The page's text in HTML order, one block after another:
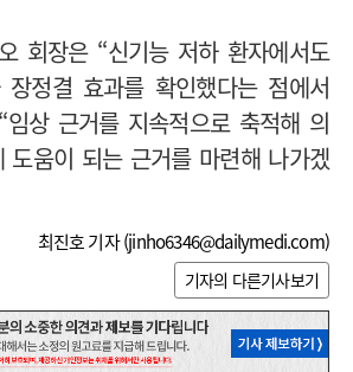
회장은 “신기능 저하 환자에서도
정결 효과를 확인했다는 점에서
상 근거를 지속적으로 축적해 의
도움이 되는 근거를 마련해 나가겠
최진호 기자 (jinho6346@dailymedi.com)
기자의 다른기사보기